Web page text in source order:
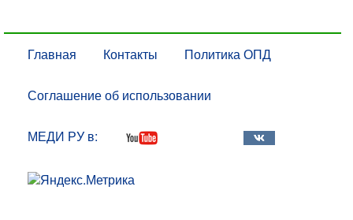
Главная Контакты Политика ОПД
Соглашение об использовании
МЕДИ РУ в: